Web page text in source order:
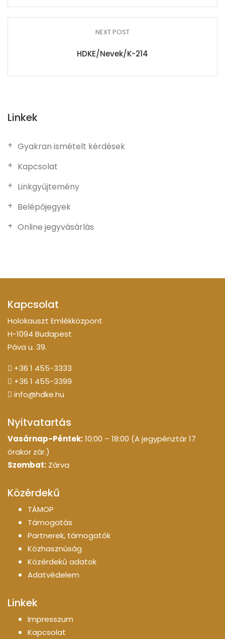
NEXT POST
HDKE/Nevek/K-214
Linkek
Gyakran ismételt kérdések
Kapcsolat
Linkgyűjtemény
Belépőjegyek
Online jegyvásárlás
Kapcsolat
Holokauszt Emlékközpont
H-1094 Budapest
Páva u. 39.
+36 1 455-3333
+36 1 455-3399
info@hdke.hu
Nyitvatartás
Vasárnap-Péntek:10:00 – 18:00 (A jegypénztár 17
órakor zár.)
Szombat: Zárva
Közérdekű
TÁMOP
Támogatás
Partnerek, támogatók
Közhasznúság
Közérdekű adatok
Adatvédelem
Linkek
Impresszum
Kapcsolat